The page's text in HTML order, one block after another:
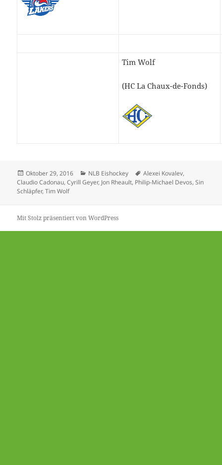
Tim Wolf
(HC La Chaux-de-Fonds)
Veröffentlicht
am
Oktober 29, 2016 Kategorien
NLB Eishockey Schlagwörter
Alexei Kovalev,
Claudio Cadonau,Cyrill Geyer, Jon Rheault, Philip-Michael Devos,Sin
Schläpfer,Tim Wolf
Mit Stolz präsentiert von WordPress